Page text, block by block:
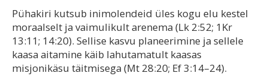
Pühakiri kutsub inimolendeid üles kogu elu kestel
moraalselt ja vaimulikult arenema (Lk 2:52; 1Kr
13:11; 14:20). Sellise kasvu planeerimine ja sellele
kaasa aitamine käib lahutamatult kaasas
misjonikäsu täitmisega (Mt 28:20; Ef 3:14–24).